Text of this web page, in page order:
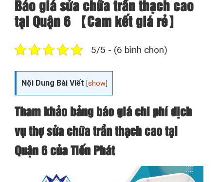
Báo giá sửa chữa trần thạch cao
tại Quận 6 【Cam kết giá rẻ】
5/5 - (6 bình chọn)
Nội Dung Bài Viết [show
Tham khảo bảng báo giá chi phí dịch
vụ thợ sửa chữa trần thạch cao tại
Quận 6 của Tiến Phát